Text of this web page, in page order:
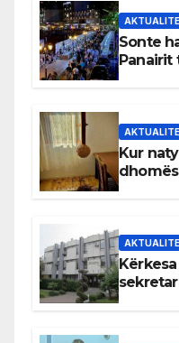
Sonte
Panairit
Kur